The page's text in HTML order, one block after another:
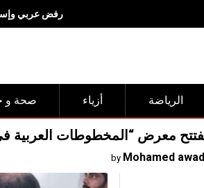
رفض عربي
صحة و أزياء الرياضة
معرض “المخطوطات العربية في
Mohamed awad